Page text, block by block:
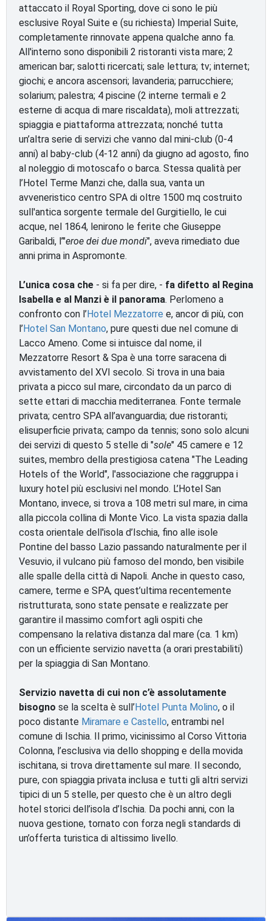
attaccato il Royal Sporting, dove ci sono le più
esclusive Royal Suite e (su richiesta) Imperial Suite,
completamente rinnovate appena qualche anno fa.
All'interno sono disponibili 2 ristoranti vista mare; 2
american bar; salotti ricercati; sale lettura; tv; internet;
giochi; e ancora ascensori; lavanderia; parrucchiere;
solarium; palestra; 4 piscine (2 interne termali e 2
esterne di acqua di mare riscaldata), moli attrezzati;
spiaggia e piattaforma attrezzata; nonché tutta
un’altra serie di servizi che vanno dal mini-club (0-4
anni) al baby-club (4-12 anni) da giugno ad agosto, fino
al noleggio di motoscafo o barca. Stessa qualità per
l’Hotel Terme Manzi che, dalla sua, vanta un
avveneristico centro SPA di oltre 1500 mq costruito
sull'antica sorgente termale del Gurgitiello, le cui
acque, nel 1864, lenirono le ferite che Giuseppe
Garibaldi, l’"eroe dei due mondi", aveva rimediato due
anni prima in Aspromonte.
L’unica cosa che - si fa per dire, - fa difetto al Regina
Isabella e al Manzi è il panorama. Perlomeno a
confronto con l’Hotel Mezzatorre e, ancor di più, con
l’Hotel San Montano, pure questi due nel comune di
Lacco Ameno. Come si intuisce dal nome, il
Mezzatorre Resort & Spa è una torre saracena di
avvistamento del XVI secolo. Si trova in una baia
privata a picco sul mare, circondato da un parco di
sette ettari di macchia mediterranea. Fonte termale
privata; centro SPA all’avanguardia; due ristoranti;
elisuperficie privata; campo da tennis; sono solo alcuni
dei servizi di questo 5 stelle di "sole" 45 camere e 12
suites, membro della prestigiosa catena "The Leading
Hotels of the World", l'associazione che raggruppa i
luxury hotel più esclusivi nel mondo. L’Hotel San
Montano, invece, si trova a 108 metri sul mare, in cima
alla piccola collina di Monte Vico. La vista spazia dalla
costa orientale dell'isola d’Ischia, fino alle isole
Pontine del basso Lazio passando naturalmente per il
Vesuvio, il vulcano più famoso del mondo, ben visibile
alle spalle della città di Napoli. Anche in questo caso,
camere, terme e SPA, quest’ultima recentemente
ristrutturata, sono state pensate e realizzate per
garantire il massimo comfort agli ospiti che
compensano la relativa distanza dal mare (ca. 1 km)
con un efficiente servizio navetta (a orari prestabiliti)
per la spiaggia di San Montano.
Servizio navetta di cui non c’è assolutamente
bisogno se la scelta è sull’Hotel Punta Molino, o il
poco distante Miramare e Castello, entrambi nel
comune di Ischia. Il primo, vicinissimo al Corso Vittoria
Colonna, l’esclusiva via dello shopping e della movida
ischitana, si trova direttamente sul mare. Il secondo,
pure, con spiaggia privata inclusa e tutti gli altri servizi
tipici di un 5 stelle, per questo che è un altro degli
hotel storici dell’isola d’Ischia. Da pochi anni, con la
nuova gestione, tornato con forza negli standards di
un’offerta turistica di altissimo livello.